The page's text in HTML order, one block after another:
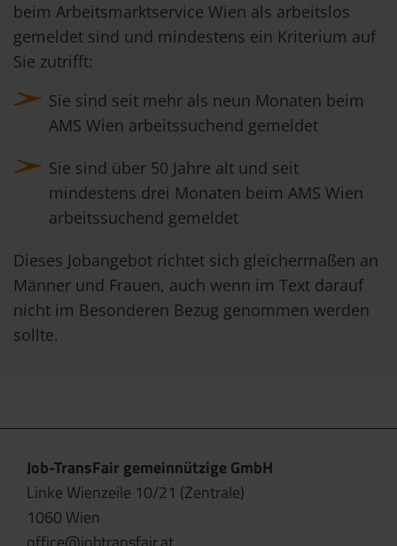
beim Arbeitsmarktservice Wien als arbeitslos
gemeldet sind und mindestens ein Kriterium auf
Sie zutrifft:
Sie sind seit mehr als neun Monaten beim
AMS Wien arbeitssuchend gemeldet
Sie sind über 50 Jahre alt und seit
mindestens drei Monaten beim AMS Wien
arbeitssuchend gemeldet
Dieses Jobangebot richtet sich gleichermaßen an
Männer und Frauen, auch wenn im Text darauf
nicht im Besonderen Bezug genommen werden
sollte.
Job-TransFair gemeinnützige GmbH
Linke Wienzeile 10/21 (Zentrale)
1060 Wien